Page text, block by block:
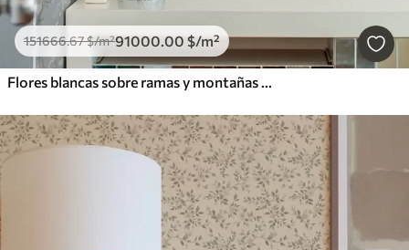
151666.67$/m²91000.00 $/m²
Flores blancas sobre ramas y montañas sobre fondo azul